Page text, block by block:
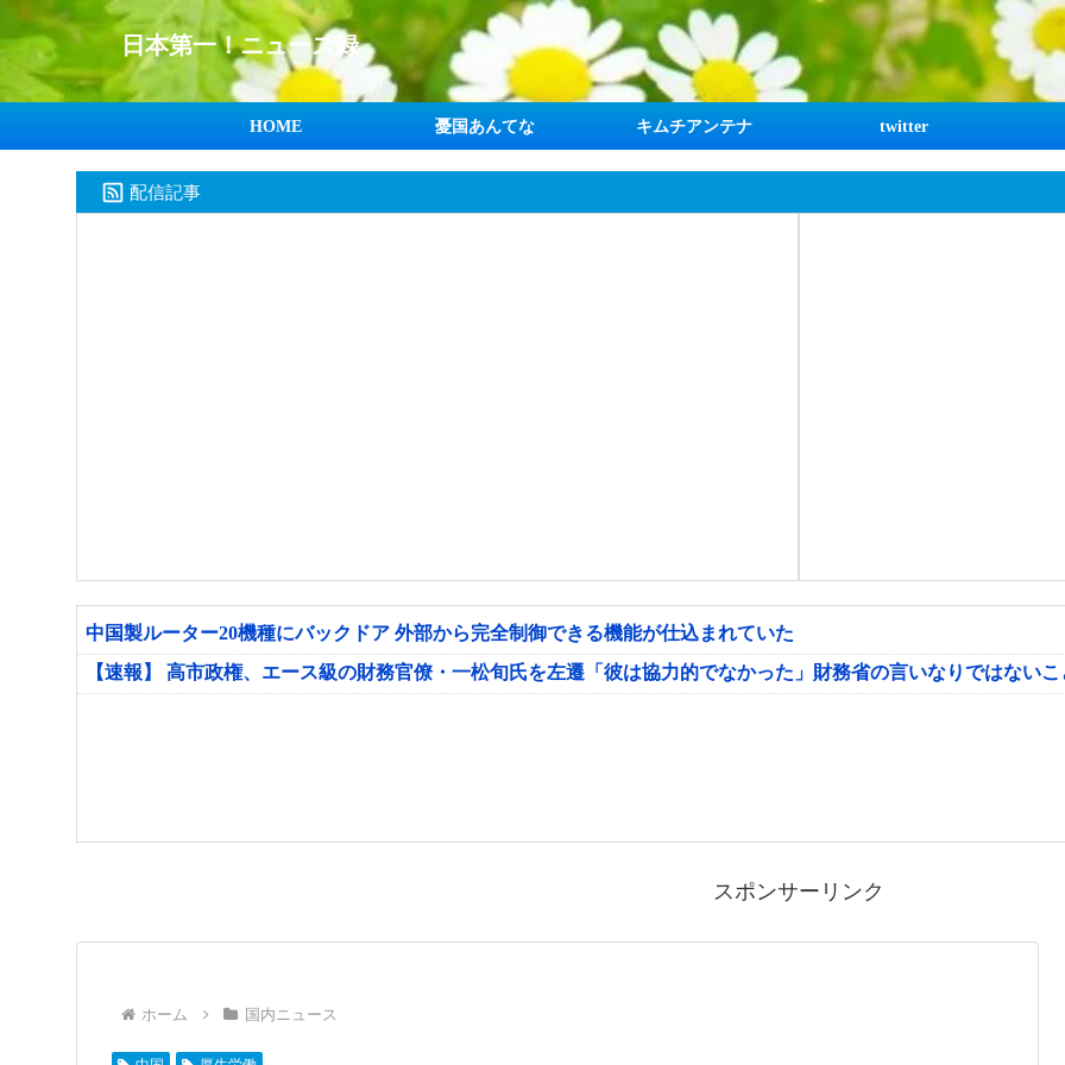
日本第一！ニュース録
HOME 憂国あんてな キムチアンテナ twitter
配信記事
中国製ルーター20機種にバックドア 外部から完全制御できる機能が仕込まれていた
【速報】 高市政権、エース級の財務官僚・一松旬氏を左遷「彼は協力的でなかった」財務省の言いなりではない
スポンサーリンク
ホーム 国内ニュース